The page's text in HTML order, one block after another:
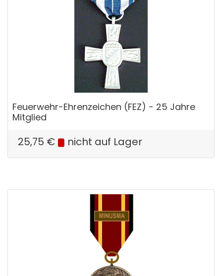
Feuerwehr-Ehrenzeichen (FEZ) - 25 Jahre
Mitglied
25,75 € nicht auf Lager